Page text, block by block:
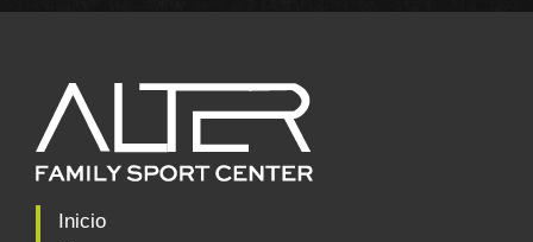
Inicio